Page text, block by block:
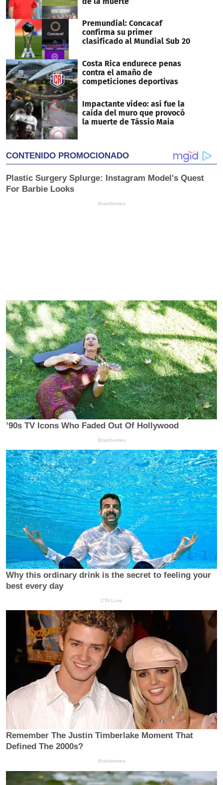
Premundial: Concacaf
confirma su primer
clasificado al Mundial Sub 20
Costa Rica endurece penas
contra el amaño de
competiciones deportivas
Impactante vídeo: así fue la
caída del muro que provocó
la muerte de Tássio Maia